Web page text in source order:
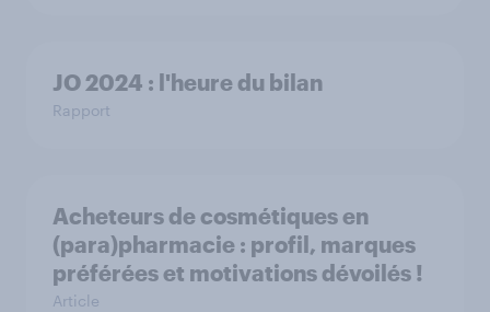
JO 2024 : l'heure du bilan
Rapport
Acheteurs de cosmétiques en
(para)pharmacie : profil, marques
préférées et motivations dévoilés !
Article